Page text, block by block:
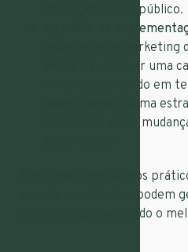
interação com o público.
Agilidade na
estratégia de marketing
editar e substituir uma
minutos, ajustando em
desempenho. Numa
tradicional, estas
Em suma e em termos
quando combinadas,
positivos, aproveitando o